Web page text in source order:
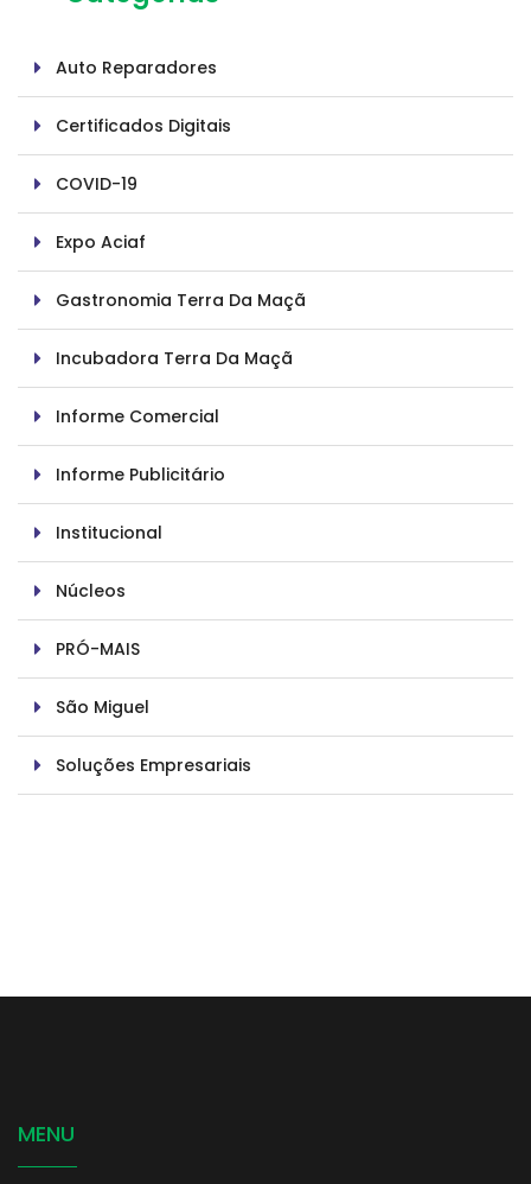
Auto Reparadores
Certificados Digitais
COVID-19
Expo Aciaf
Gastronomia Terra Da Maçã
Incubadora Terra Da Maçã
Informe Comercial
Informe Publicitário
Institucional
Núcleos
PRÓ-MAIS
São Miguel
Soluções Empresariais
MENU